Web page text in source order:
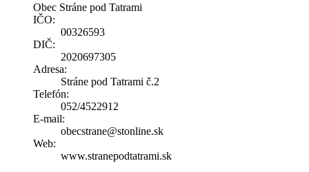
Obec Stráne pod Tatrami
IČO:
00326593
DIČ:
2020697305
Adresa:
Stráne pod Tatrami č.2
Telefón:
052/4522912
E-mail:
obecstrane@stonline.sk
Web:
www.stranepodtatrami.sk